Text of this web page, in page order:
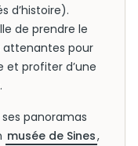
d’histoire).
de prendre le
attenantes pour
et profiter d’une
panoramas
musée de Sines,